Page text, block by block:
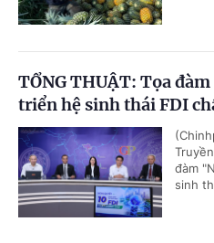
TỔNG THUẬT: Tọa
triển hệ sinh thái FDI
đàm
sinh